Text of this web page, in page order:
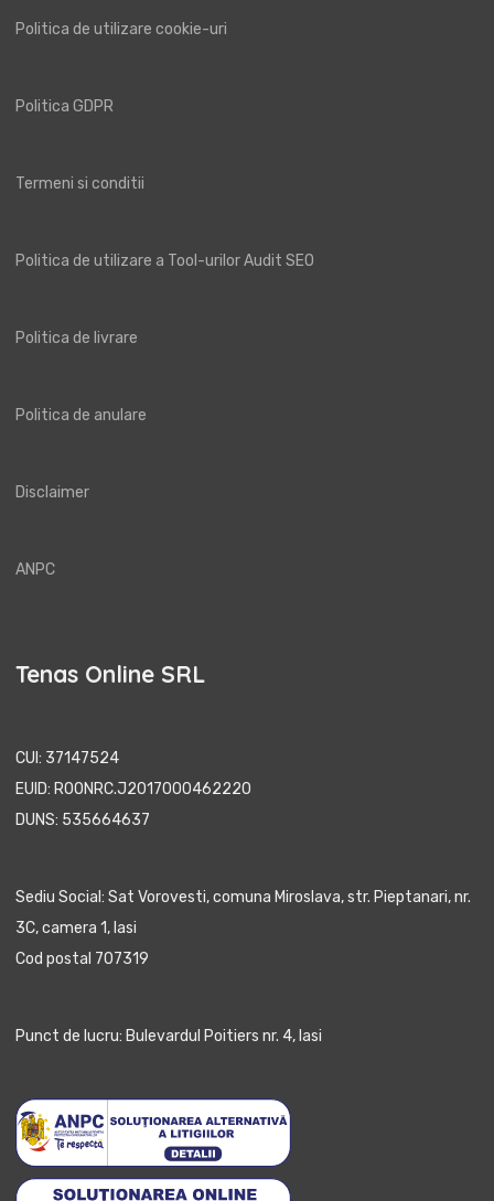
Politica de utilizare cookie-uri
Politica GDPR
Termeni si conditii
Politica de utilizare a Tool-urilor Audit SEO
Politica de livrare
Politica de anulare
Disclaimer
ANPC
Tenas Online SRL
CUI: 37147524
EUID: ROONRC.J2017000462220
DUNS: 535664637
Sediu Social: Sat Vorovesti, comuna Miroslava, str. Pieptanari, nr.
3C, camera 1, Iasi
Cod postal 707319
Punct de lucru: Bulevardul Poitiers nr. 4, Iasi